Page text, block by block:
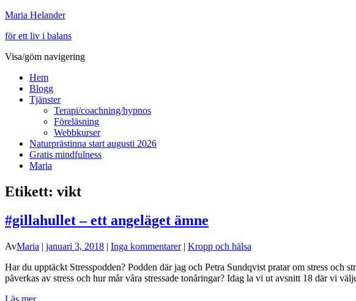
Maria Helander
för ett liv i balans
Visa/göm navigering
Hem
Blogg
Tjänster
Terapi/coachning/hypnos
Föreläsning
Webbkurser
Naturprästinna start augusti 2026
Gratis mindfulness
Maria
Etikett: vikt
#gillahullet – ett angeläget ämne
AvMaria | januari 3, 2018 | Inga kommentarer| Kropp och hälsa
Har du upptäckt Stresspodden? Podden där jag och Petra Sundqvist pratar om stress och
påverkas av stress och hur mår våra stressade tonåringar? Idag la vi ut avsnitt 18 där vi
Läs mer